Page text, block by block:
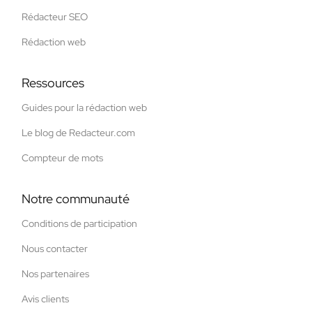
Rédacteur SEO
Rédaction web
Ressources
Guides pour la rédaction web
Le blog de Redacteur.com
Compteur de mots
Notre communauté
Conditions de participation
Nous contacter
Nos partenaires
Avis clients